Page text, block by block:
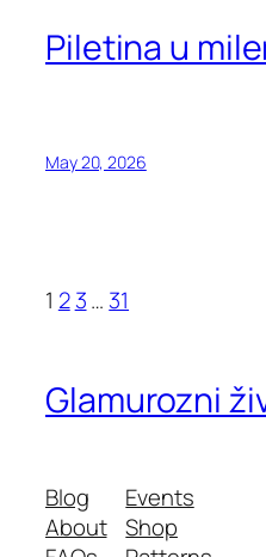
Piletina u
May 20, 2026
1 2 3… 31
Glamurozni
Blog
About
Events
Shop